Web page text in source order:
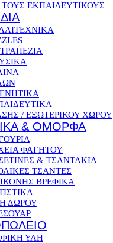
ΤΟΥΣ ΕΚΠΑΙΔΕΥΤΙΚΟΥΣ
/ ΕΞΩΤΕΡΙΚΟΥ ΧΩΡΟΥ
& ΟΜΟΡΦΑ
ΦΑΓΗΤΟΥ
& ΤΣΑΝΤΑΚΙΑ
ΤΣΑΝΤΕΣ
ΒΡΕΦΙΚΑ
ΔΩΡΟΥ
ΥΛΗ